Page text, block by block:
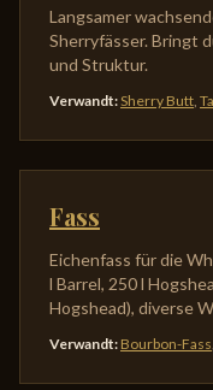
Langsamer
Sherryfässer. Bringt
und Struktur.
Verwandt:Sherry Butt,
Fass
Eichenfass für die
l Barrel, 250 l
Hogshead), diverse
Verwandt: Bourbon-Fass,